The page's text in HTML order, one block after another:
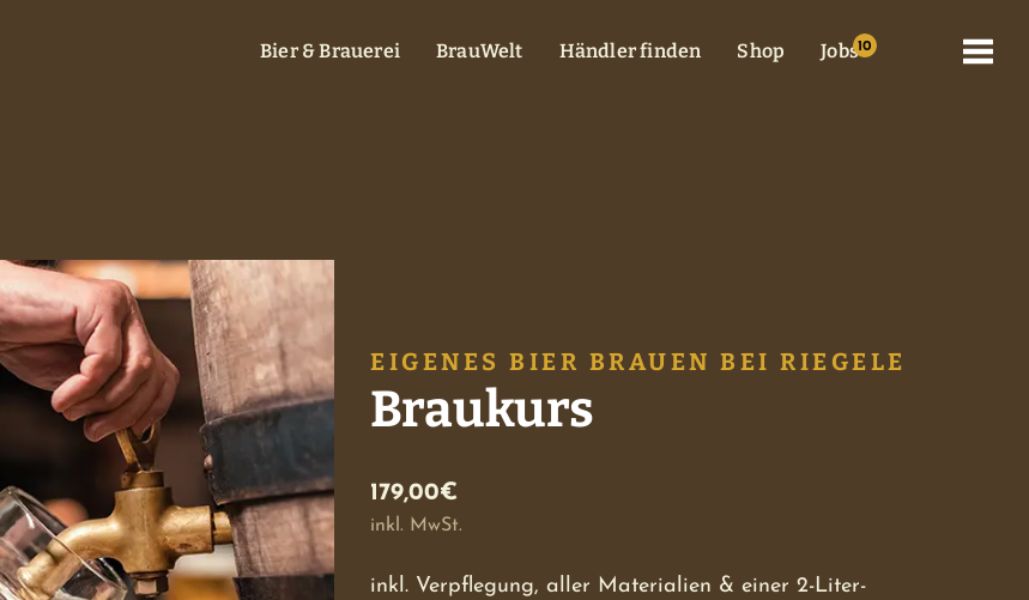
Bier & Brauerei BrauWelt Händler finden Shop Jobs
EIGENES BIER BRAUEN BEI RIEGELE
Braukurs
179,00€
inkl. MwSt.
inkl. Verpflegung, aller Materialien & einer 2-Liter-